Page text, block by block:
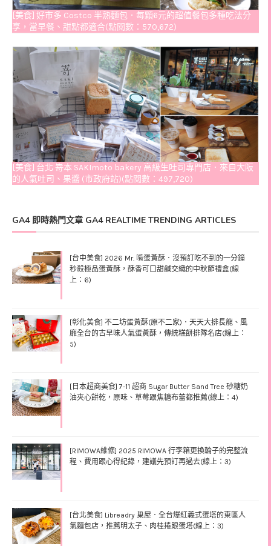
[美食] 好市多 Costco 半熟麵包．每顆6元的超值餐包多種吃法分
享，當早餐、甜點都適合(點閱數：570,672)
[美食] 台北 嵜本 SAKImoto bakery 高級生吐司專門店．來自大阪
的人氣吐司、果醬 (市政府站)(點閱數：497,720)
GA4 即時熱門文章 GA4 REALTIME TRENDING ARTICLES
[台中美食] 2026 Mr. 啃蛋黃酥．沒預訂吃不到的一分鐘
秒殺極品蛋黃酥，酥香可口甜鹹交織的中秋節禮盒(線
上：6)
[彰化美食] 不二坊蛋黃酥(原不二家)．天天大排長龍、風
靡全台的古早味人氣蛋黃酥，傳統糕餅排隊名店(線上：
5)
[日本超商美食] 7-11 超商 Sugar Butter Sand Tree 砂糖奶
油夾心餅乾，原味、草莓跟焦糖布蕾都推薦(線上：4)
[RIMOWA維修] 2025 RIMOWA 行李箱更換輪子的完整流
程、費用跟心得紀錄，建議先預訂再過去(線上：3)
[台北美食] Libreadry 巢屋．全台爆紅義式蛋塔的東區人
氣麵包店，推薦明太子、肉桂捲跟蛋塔(線上：3)